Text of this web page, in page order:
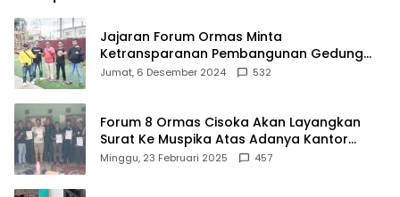
Jajaran Forum Ormas Minta
Ketransparanan Pembangunan Gedung
Damkar Di Kecamatan Cisoka
Jumat, 6 Desember 2024 532
Forum 8 Ormas Cisoka Akan Layangkan
Surat Ke Muspika Atas Adanya Kantor
Matel di Cisoka
Minggu, 23 Februari 2025 457